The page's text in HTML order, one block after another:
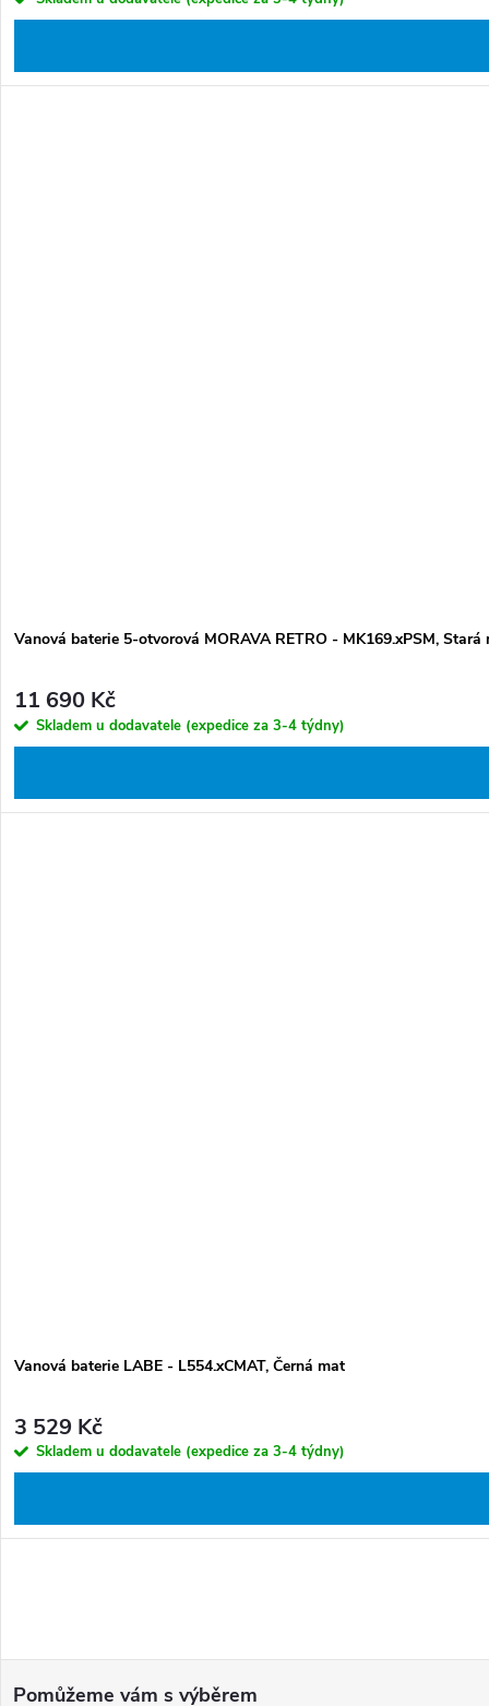
Vanová baterie 5-otvorová MORAVA RETRO - MK169.xPSM, Stará
11 690 Kč
Skladem u dodavatele (expedice za 3-4 týdny)
Vanová baterie LABE - L554.xCMAT, Černá mat
3 529 Kč
Skladem u dodavatele (expedice za 3-4 týdny)